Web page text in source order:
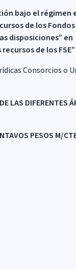
bajo el régimen
de los
disposiciones” en
de los FSE”
Consorcios o
LAS DIFERENTES
PESOS M/